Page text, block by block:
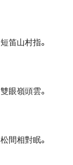
笛山村指。
眼嶺頭雲。
間相對眠。